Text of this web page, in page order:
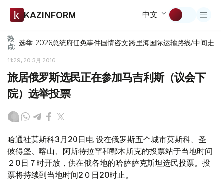
KAZINFORM 中文
热
点: 选举-2026总统府任免事件国情咨文跨里海国际运输路线/中间走廊
11:29, 20 3月 2016
旅居俄罗斯选民正在参加马吉利斯（议会下
院）选举投票
哈通社莫斯科3月20日电 设在俄罗斯五个城市莫斯科、圣
彼得堡、喀山、阿斯特拉罕和鄂木斯克的投票站于当地时间
２0日７时开放，供在俄各地的哈萨萨克斯坦选民投票。投
票将持续到当地时间2０日20时止。